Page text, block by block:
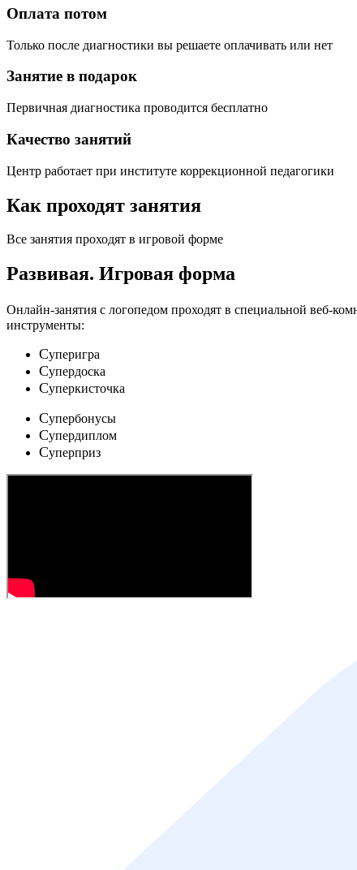
Оплата потом
Только после диагностики вы решаете оплачивать или нет
Занятие в подарок
Первичная диагностика проводится бесплатно
Качество занятий
Центр работает при институте коррекционной педагогики
Как проходят занятия
Все занятия проходят в игровой форме
Развивая. Игровая форма
Онлайн-занятия с логопедом проходят в специальной веб-
инструменты:
Cуперигра
Cупердоска
Cуперкисточка
Cупербонусы
Cупердиплом
Cуперприз